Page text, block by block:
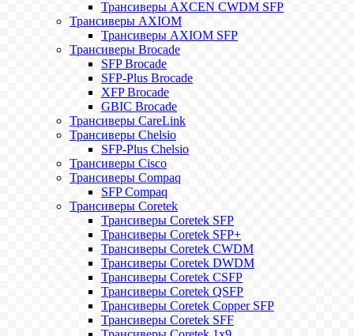
Трансиверы AXCEN CWDM SFP
Трансиверы AXIOM
Трансиверы AXIOM SFP
Трансиверы Brocade
SFP Brocade
SFP-Plus Brocade
XFP Brocade
GBIC Brocade
Трансиверы CareLink
Трансиверы Chelsio
SFP-Plus Chelsio
Трансиверы Cisco
Трансиверы Compaq
SFP Compaq
Трансиверы Coretek
Трансиверы Coretek SFP
Трансиверы Coretek SFP+
Трансиверы Coretek CWDM
Трансиверы Coretek DWDM
Трансиверы Coretek CSFP
Трансиверы Coretek QSFP
Трансиверы Coretek Copper SFP
Трансиверы Coretek SFF